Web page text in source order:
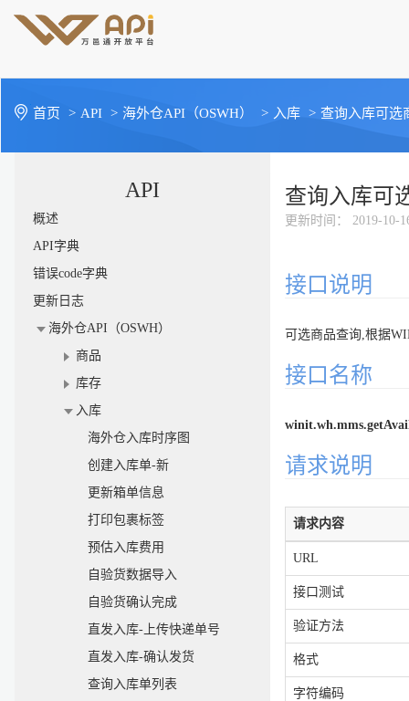
首页 > API > 海外仓API（OSWH） > 入库 > 查询入库可选
API
概述
API字典
错误code字典
更新日志
海外仓API（OSWH）
商品
库存
入库
海外仓入库时序图
创建入库单-新
更新箱单信息
打印包裹标签
预估入库费用
自验货数据导入
自验货确认完成
直发入库-上传快递单号
直发入库-确认发货
查询入库单列表
查询入库可
更新时间 ： 2019-10-
接口说明
可选商品查询,根据
接口名称
请求说明
请求内容
URL
接口测试
验证方法
格式
字符编码